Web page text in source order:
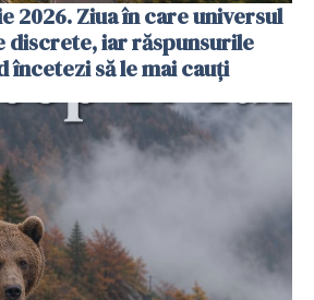
2026. Ziua în care universul
discrete, iar răspunsurile
încetezi să le mai cauți